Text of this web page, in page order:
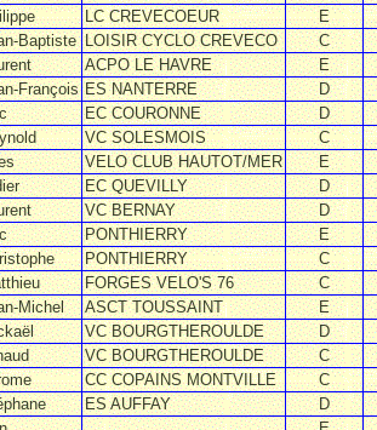
LC CREVECOEUR E
Baptiste LOISIR CYCLO CREVECO C
ACPO LE HAVRE E
François ES NANTERRE D
EC COURONNE D
VC SOLESMOIS C
VELO CLUB HAUTOT/MER E
EC QUEVILLY D
VC BERNAY D
PONTHIERRY E
PONTHIERRY C
FORGES VELO'S 76 C
Michel ASCT TOUSSAINT E
VC BOURGTHEROULDE D
VC BOURGTHEROULDE C
CC COPAINS MONTVILLE C
ES AUFFAY D